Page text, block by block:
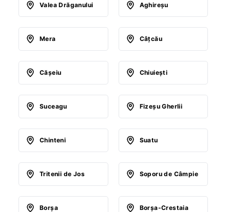
Valea Drăganului Aghireşu
Mera Câţcău
Căşeiu Chiuieşti
Suceagu Fizeşu Gherlii
Chinteni Suatu
Tritenii de Jos Soporu de Câmpie
Borşa Borşa-Crestaia